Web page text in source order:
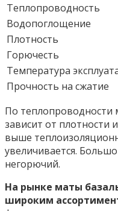
Теплопроводность
Водопоглощение
Плотность
Горючесть
Температура
Прочность на сжатие
По теплопроводности
зависит от плотности
выше
увеличивается.
негорючий.
На рынке маты
широким